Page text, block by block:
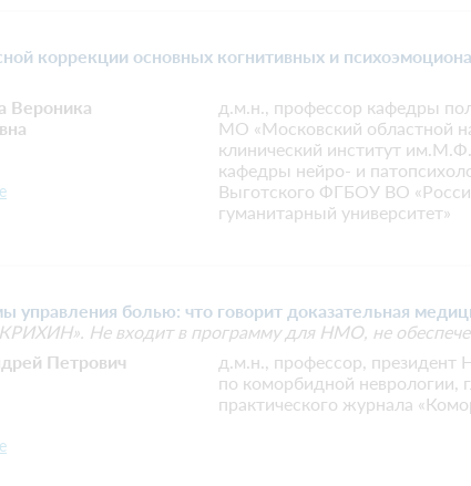
коррекции основных когнитивных и
Вероника
д.м.н., профессор кафедры
МО «Московский областной
клинический институт
кафедры нейро- и
Выготского ФГБОУ ВО
гуманитарный университет»
управления болью: что говорит доказательная
Не входит в программу для НМО, не
Петрович
д.м.н., профессор, президент
по коморбидной неврологии,
практического журнала